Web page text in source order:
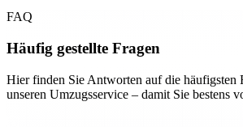
FAQ
Häufig gestellte Fragen
Hier finden Sie Antworten auf die häufigsten
unseren Umzugsservice – damit Sie bestens